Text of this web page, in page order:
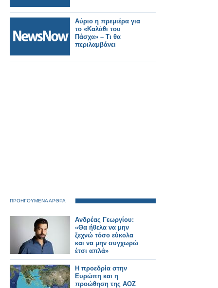
Αύριο η πρεμιέρα για
το «Καλάθι του
Πάσχα» – Τι θα
περιλαμβάνει
ΠΡΟΗΓΟΥΜΕΝΑ ΑΡΘΡΑ
Ανδρέας Γεωργίου:
«Θα ήθελα να μην
ξεχνώ τόσο εύκολα
και να μην συγχωρώ
έτσι απλά»
Η προεδρία στην
Ευρώπη και η
προώθηση της ΑΟΖ